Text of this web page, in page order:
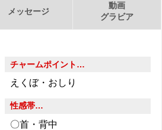
メッセージ
動画
グラビア
チャームポイント…
えくぼ・おしり
性感帯…
〇首・背中